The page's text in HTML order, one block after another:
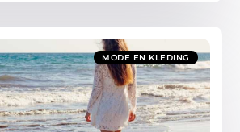
MODE EN KLEDING